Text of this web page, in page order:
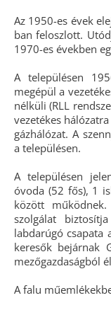
Az 1950-es évek
ban feloszlott.
1970-es években
A településen
megépül a
nélküli (RLL
vezetékes
gázhálózat. A
a településen.
A településen
óvoda (52 fős), 1
között
szolgálat
labdarúgó csapata
keresők bejárnak
mezőgazdaságból
A falu